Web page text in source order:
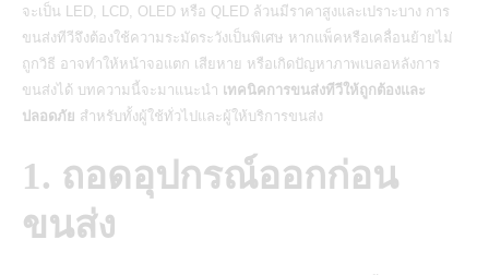
จะเป็น LED, LCD, OLED หรือ QLED ล้วนมีราคาสูงและเปราะบาง การ
ขนส่งทีวีจึงต้องใช้ความระมัดระวังเป็นพิเศษ หากแพ็คหรือเคลื่อนย้ายไม่
ถูกวิธี อาจทำให้หน้าจอแตก เสียหาย หรือเกิดปัญหาภาพเบลอหลังการ
ขนส่งได้ บทความนี้จะมาแนะนำ เทคนิคการขนส่งทีวีให้ถูกต้องและ
ปลอดภัย สำหรับทั้งผู้ใช้ทั่วไปและผู้ให้บริการขนส่ง
1. ถอดอุปกรณ์ออกก่อน
ขนส่ง